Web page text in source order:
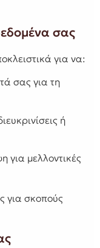
σας
για να:
σας για τη
ή
για μελλοντικές
για σκοπούς